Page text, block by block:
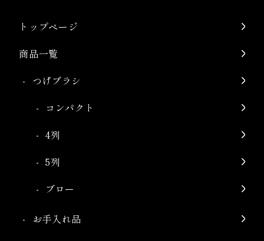
トップページ
商品一覧
つげブラシ
コンパクト
4列
5列
ブロー
お手入れ品